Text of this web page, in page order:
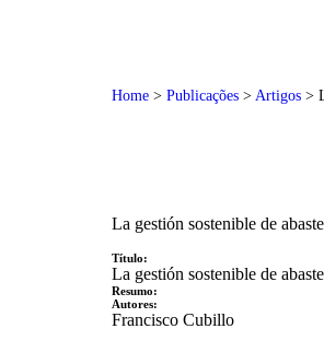
Home > Publicações > Artigos >
La gestión sostenible de
Título:
La gestión sostenible de
Resumo:
Autores:
Francisco Cubillo